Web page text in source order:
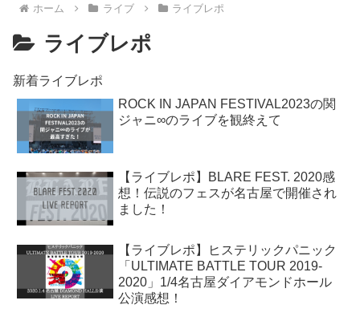
ホーム ライブ ライブレポ
ライブレポ
新着ライブレポ
ROCK IN JAPAN FESTIVAL2023の関
ジャニ∞のライブを観終えて
【ライブレポ】BLARE FEST. 2020感
想！伝説のフェスが名古屋で開催され
ました！
【ライブレポ】ヒステリックパニック
「ULTIMATE BATTLE TOUR 2019-
2020」1/4名古屋ダイアモンドホール
公演感想！